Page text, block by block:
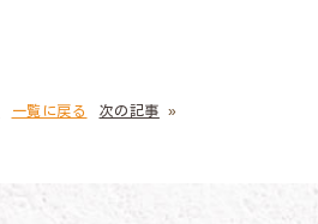
一覧に戻る 次の記事 »